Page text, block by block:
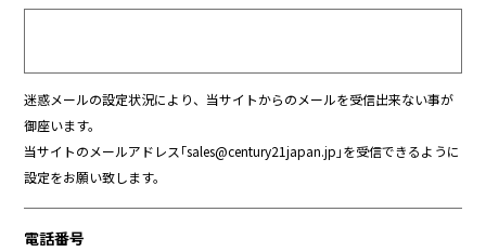
迷惑メールの設定状況により、当サイトからのメールを受信出来ない事が
御座います。
当サイトのメールアドレス｢sales@century21japan.jp｣を受信できるように
設定をお願い致します。
電話番号